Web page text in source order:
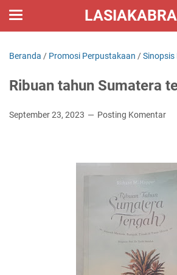
Beranda / Promosi Perpustakaan /Sinopsis
Ribuan tahun Sumatera
September 23, 2023 Posting Komentar